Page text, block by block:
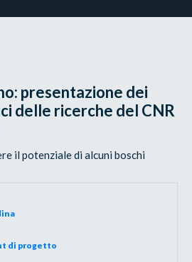
presentazione dei
delle ricerche del CNR
il potenziale di alcuni boschi
di progetto